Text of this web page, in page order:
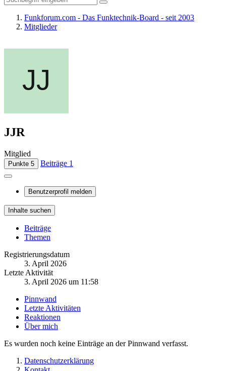
Funkforum.com - Das Funktechnik-Board - seit 2003
Mitglieder
JJR
Mitglied
Punkte 5 Beiträge 1
Benutzerprofil melden
Inhalte suchen
Beiträge
Themen
Registrierungsdatum
3. April 2026
Letzte Aktivität
3. April 2026 um 11:58
Pinnwand
Letzte Aktivitäten
Reaktionen
Über mich
Es wurden noch keine Einträge an der Pinnwand verfasst.
Datenschutzerklärung